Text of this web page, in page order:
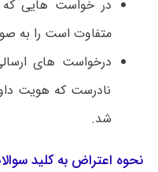
در خواست هایی
متفاوت است را به
درخواست های
نادرست که هویت
شد.
نحوه اعتراض به کلید